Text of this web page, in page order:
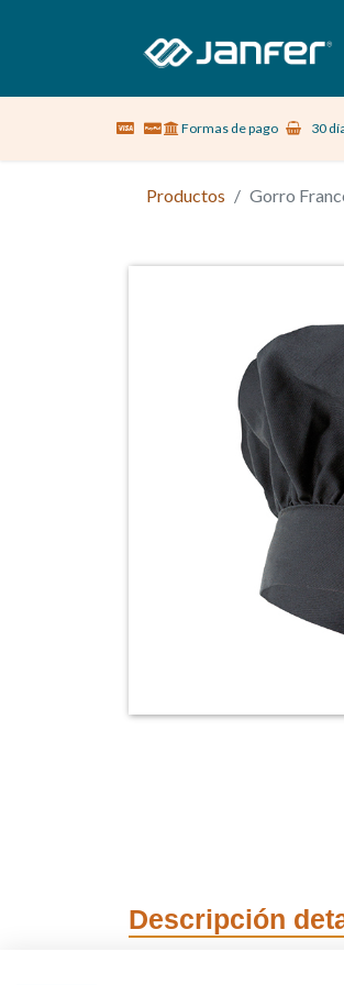
Sobre nosotros Vestuario Laboral
Formas de pago 30
Productos Gorro
Descripción